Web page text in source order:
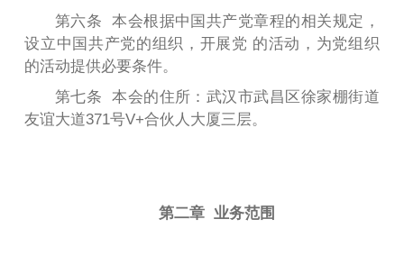
第六条 本会根据中国共产党章程的相关规定，
设立中国共产党的组织，开展党 的活动，为党组织
的活动提供必要条件。
第七条 本会的住所：武汉市武昌区徐家棚街道
友谊大道371号V+合伙人大厦三层。
第二章 业务范围